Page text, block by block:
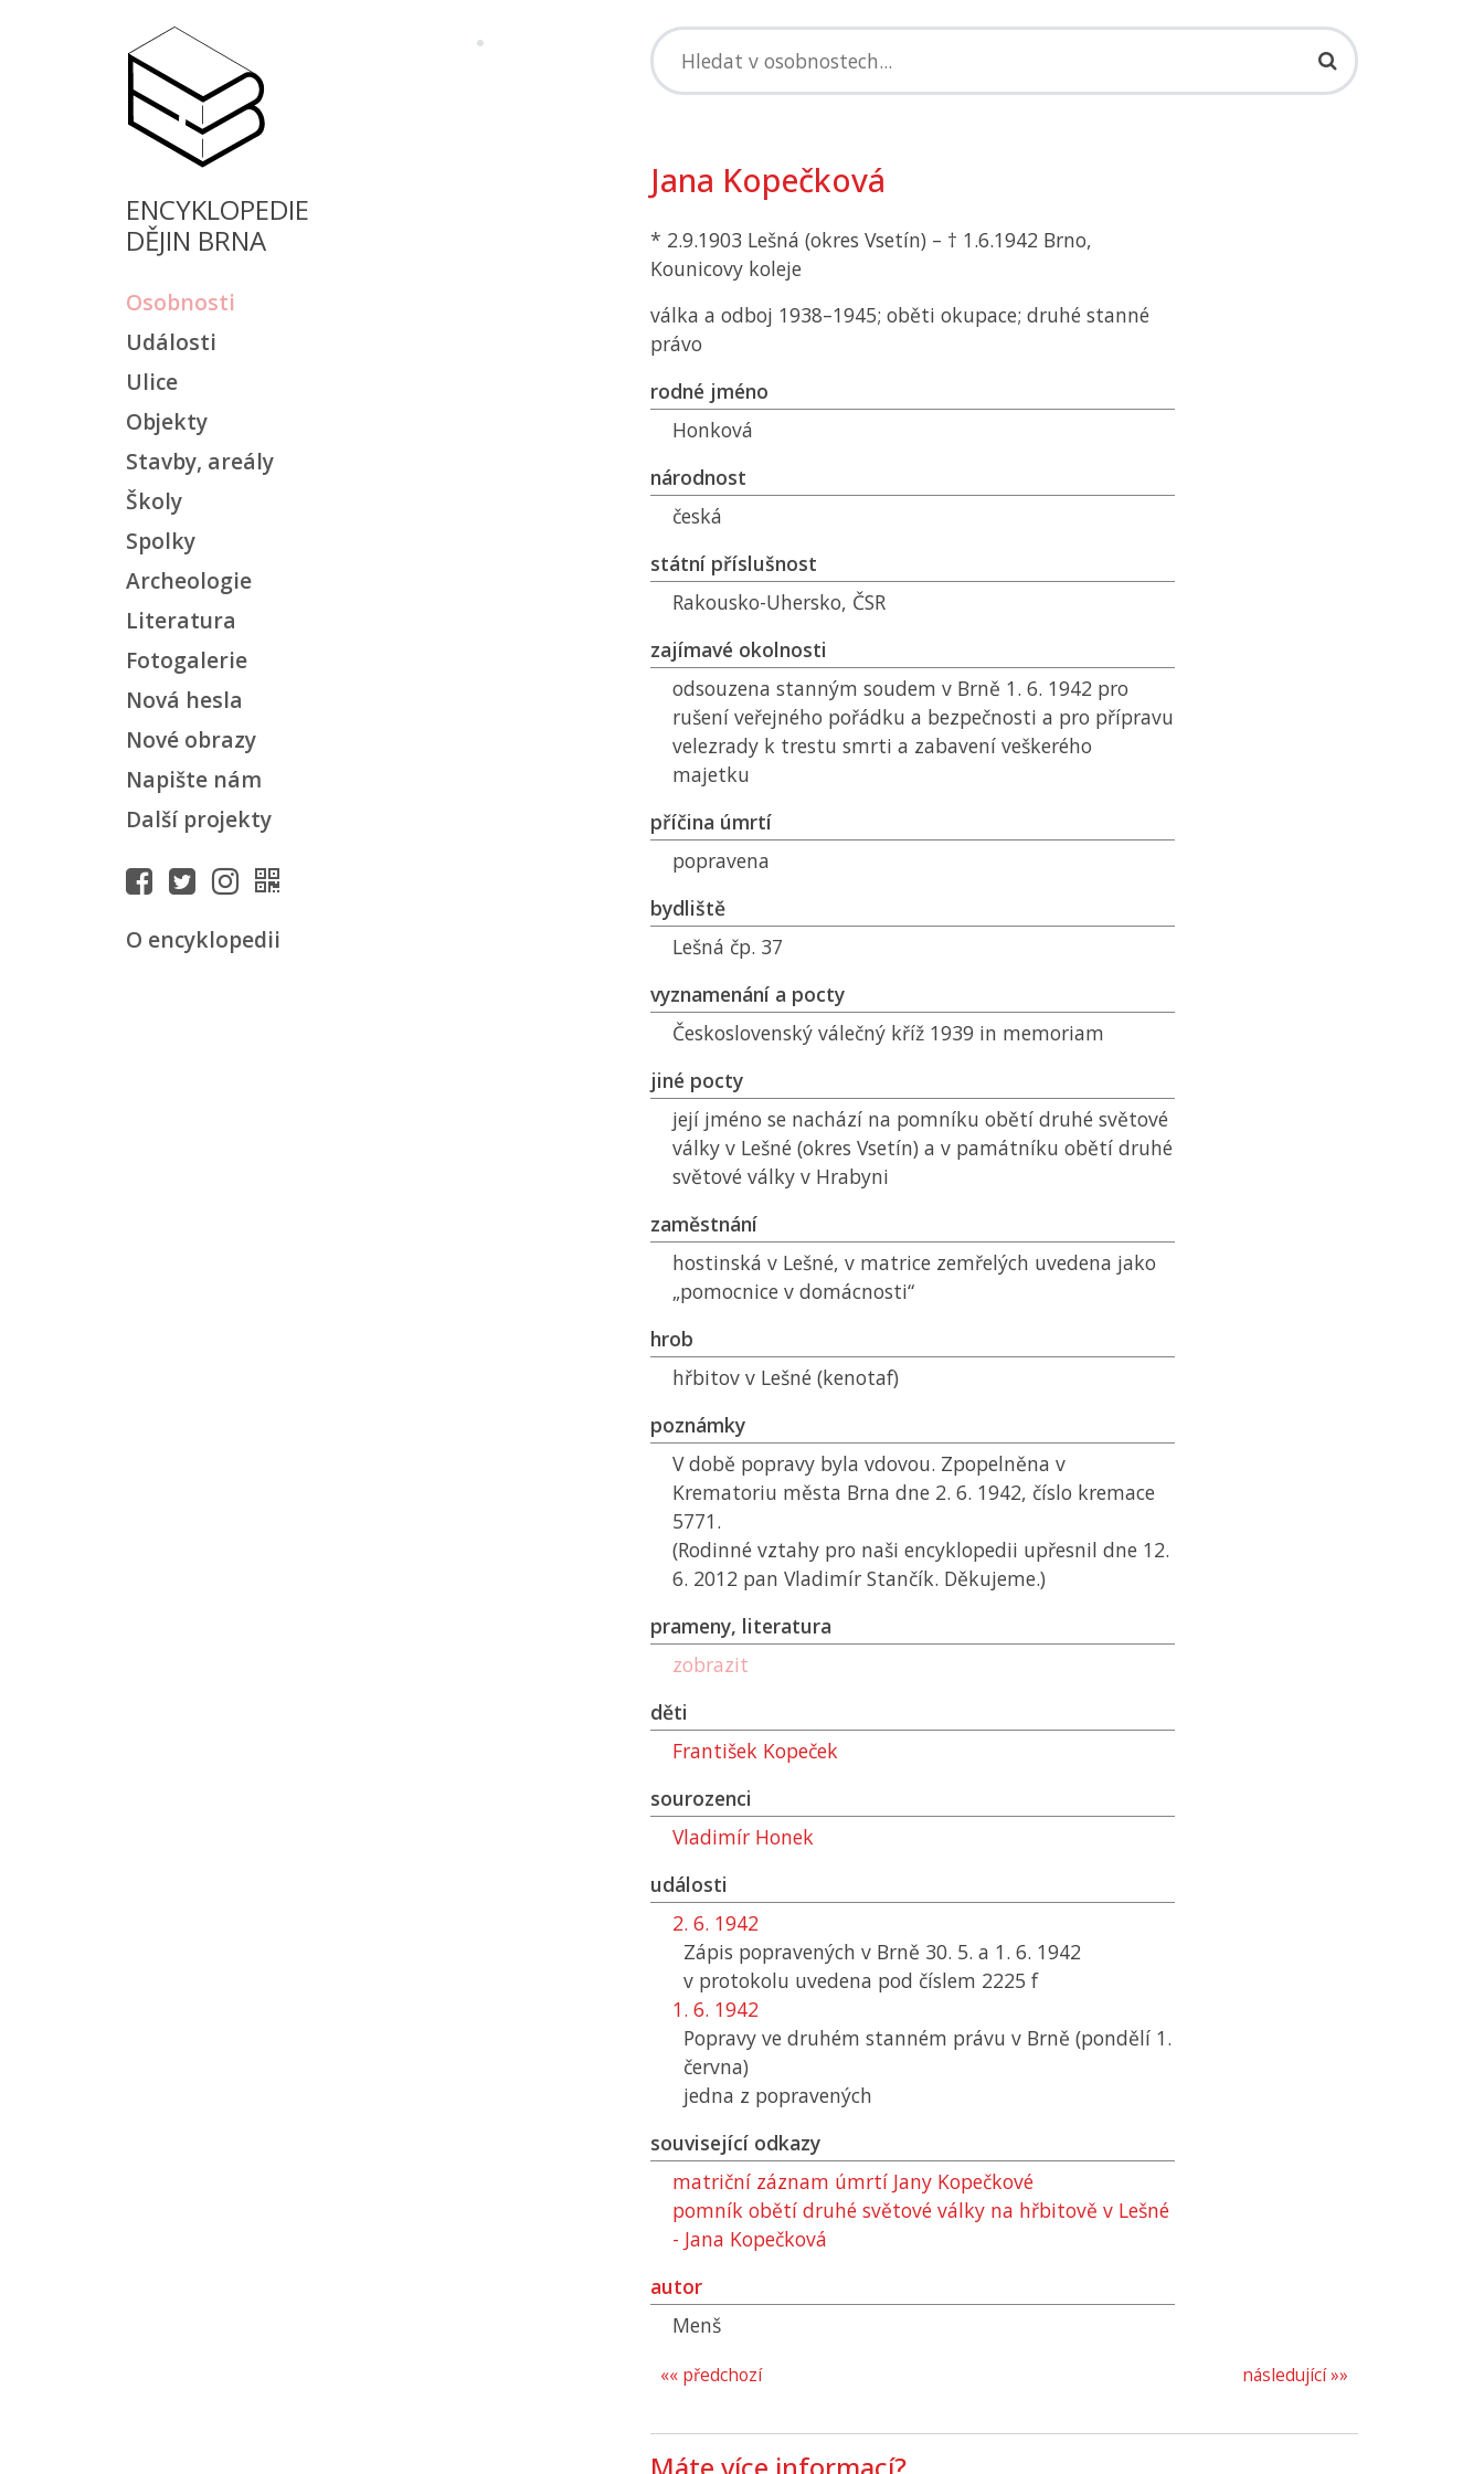
ENCYKLOPEDIE
DĚJIN BRNA
Osobnosti
Události
Ulice
Objekty
Stavby, areály
Školy
Spolky
Archeologie
Literatura
Fotogalerie
Nová hesla
Nové obrazy
Napište nám
Další projekty
O encyklopedii
Jana Kopečková
* 2.9.1903 Lešná (okres Vsetín) – † 1.6.1942 Brno,
Kounicovy koleje
válka a odboj 1938–1945; oběti okupace; druhé stanné
právo
rodné jméno
Honková
národnost
česká
státní příslušnost
Rakousko-Uhersko, ČSR
zajímavé okolnosti
odsouzena stanným soudem v Brně 1. 6. 1942 pro
rušení veřejného pořádku a bezpečnosti a pro přípravu
velezrady k trestu smrti a zabavení veškerého
majetku
příčina úmrtí
popravena
bydliště
Lešná čp. 37
vyznamenání a pocty
Československý válečný kříž 1939 in memoriam
jiné pocty
její jméno se nachází na pomníku obětí druhé světové
války v Lešné (okres Vsetín) a v památníku obětí druhé
světové války v Hrabyni
zaměstnání
hostinská v Lešné, v matrice zemřelých uvedena jako
„pomocnice v domácnosti“
hrob
hřbitov v Lešné (kenotaf)
poznámky
V době popravy byla vdovou. Zpopelněna v
Krematoriu města Brna dne 2. 6. 1942, číslo kremace
5771.
(Rodinné vztahy pro naši encyklopedii upřesnil dne 12.
6. 2012 pan Vladimír Stančík. Děkujeme.)
prameny, literatura
zobrazit
děti
František Kopeček
sourozenci
Vladimír Honek
události
2. 6. 1942
Zápis popravených v Brně 30. 5. a 1. 6. 1942
v protokolu uvedena pod číslem 2225 f
1. 6. 1942
Popravy ve druhém stanném právu v Brně (pondělí 1.
června)
jedna z popravených
související odkazy
matriční záznam úmrtí Jany Kopečkové
pomník obětí druhé světové války na hřbitově v Lešné
- Jana Kopečková
autor
Menš
následující »»
«« předchozí